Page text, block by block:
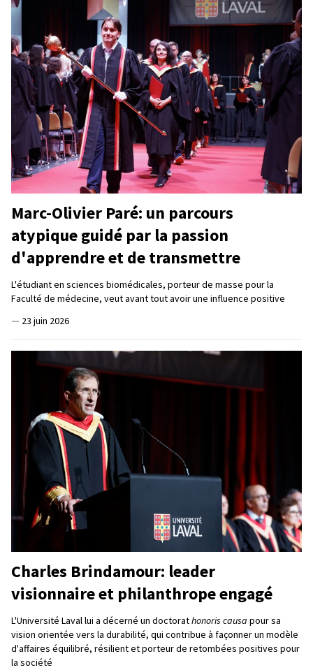
Marc-Olivier Paré: un parcours
atypique guidé par la passion
d'apprendre et de transmettre
L'étudiant en sciences biomédicales, porteur de masse pour la
Faculté de médecine, veut avant tout avoir une influence positive
— 23 juin 2026
Charles Brindamour: leader
visionnaire et philanthrope engagé
L'Université Laval lui a décerné un doctorathonoris causa pour sa
vision orientée vers la durabilité, qui contribue à façonner un modèle
d'affaires équilibré, résilient et porteur de retombées positives pour
la société